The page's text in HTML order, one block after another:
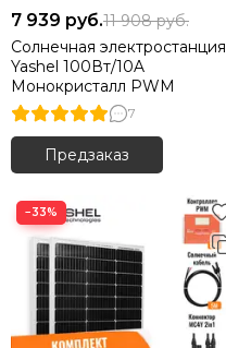
7 939 руб.11 908руб.
Солнечная электростанция
Yashel 100Вт/10A
Монокристалл PWM
7
Предзаказ
−33%